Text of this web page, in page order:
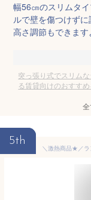
幅56㎝のスリムタ
ルで壁を傷つけず
高さ調節もできます
突っ張り式でスリム
る賃貸向けのおすすめ
5th